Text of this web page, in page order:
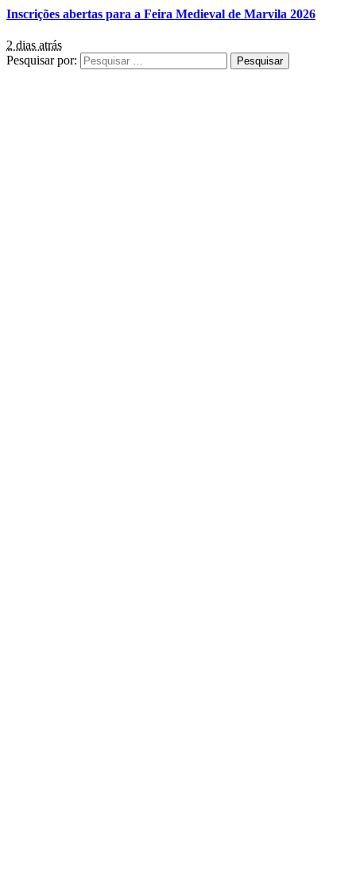
Inscrições abertas para a Feira Medieval de Marvila 2026
2 dias atrás
Pesquisar por: